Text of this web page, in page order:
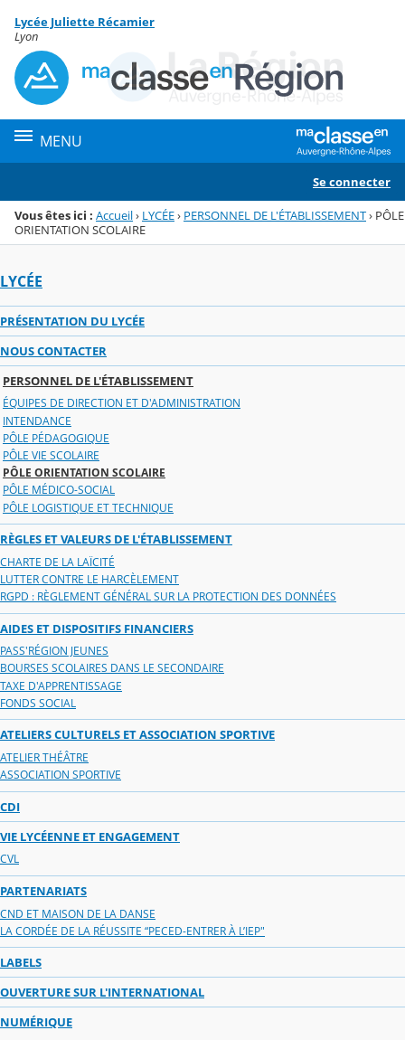
Menu de la rubrique
Contenu
Lycée Juliette Récamier
Lyon
MENU
Se connecter
Vous êtes ici : Accueil› LYCÉE› PERSONNEL DE L'ÉTABLISSEMENT› PÔLE
ORIENTATION SCOLAIRE
LYCÉE
PRÉSENTATION DU LYCÉE
NOUS CONTACTER
PERSONNEL DE L'ÉTABLISSEMENT
ÉQUIPES DE DIRECTION ET D'ADMINISTRATION
INTENDANCE
PÔLE PÉDAGOGIQUE
PÔLE VIE SCOLAIRE
PÔLE ORIENTATION SCOLAIRE
PÔLE MÉDICO-SOCIAL
PÔLE LOGISTIQUE ET TECHNIQUE
RÈGLES ET VALEURS DE L'ÉTABLISSEMENT
CHARTE DE LA LAÏCITÉ
LUTTER CONTRE LE HARCÈLEMENT
RGPD : RÈGLEMENT GÉNÉRAL SUR LA PROTECTION DES DONNÉES
AIDES ET DISPOSITIFS FINANCIERS
PASS'RÉGION JEUNES
BOURSES SCOLAIRES DANS LE SECONDAIRE
TAXE D'APPRENTISSAGE
FONDS SOCIAL
ATELIERS CULTURELS ET ASSOCIATION SPORTIVE
ATELIER THÉÂTRE
ASSOCIATION SPORTIVE
CDI
VIE LYCÉENNE ET ENGAGEMENT
CVL
PARTENARIATS
CND ET MAISON DE LA DANSE
LA CORDÉE DE LA RÉUSSITE “PECED-ENTRER À L’IEP"
LABELS
OUVERTURE SUR L'INTERNATIONAL
NUMÉRIQUE